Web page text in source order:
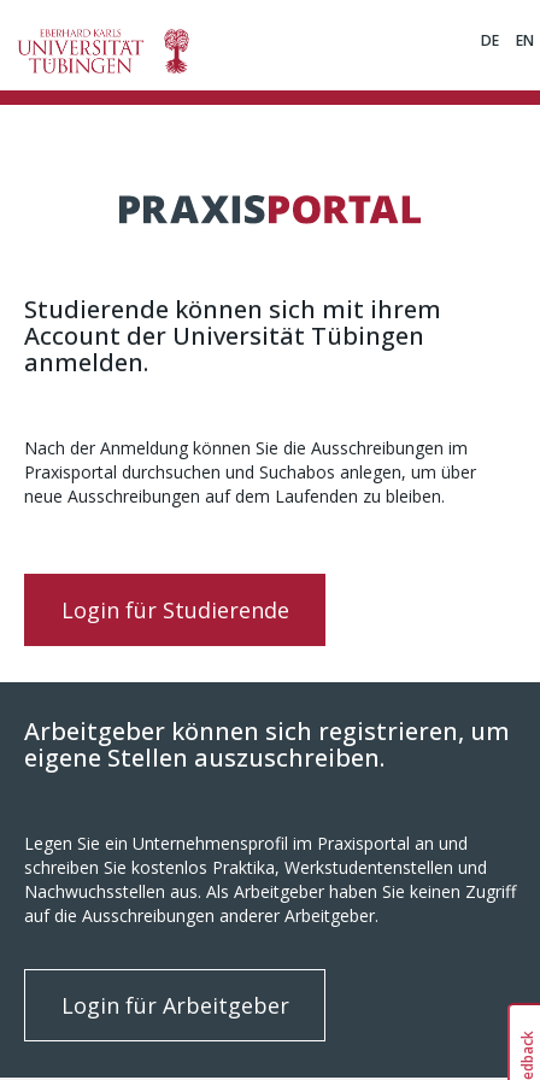
Feedback
DE EN
Studierende können sich mit ihrem
Account der Universität Tübingen
anmelden.
Nach der Anmeldung können Sie die Ausschreibungen im
Praxisportal durchsuchen und Suchabos anlegen, um über
neue Ausschreibungen auf dem Laufenden zu bleiben.
Login für Studierende
Arbeitgeber können sich registrieren, um
eigene Stellen auszuschreiben.
Legen Sie ein Unternehmensprofil im Praxisportal an und
schreiben Sie kostenlos Praktika, Werkstudentenstellen und
Nachwuchsstellen aus. Als Arbeitgeber haben Sie keinen Zugriff
auf die Ausschreibungen anderer Arbeitgeber.
Login für Arbeitgeber